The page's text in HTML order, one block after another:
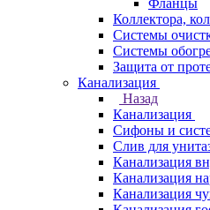
Фланцы
Коллектора,
Системы
Системы
Защита от
Канализация
Назад
Канализация
Сифоны и
Слив для
Канализация
Канализация
Канализация